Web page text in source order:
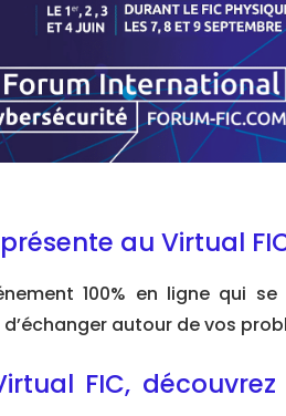
au Virtual
100% en ligne qui
autour de vos
FIC,